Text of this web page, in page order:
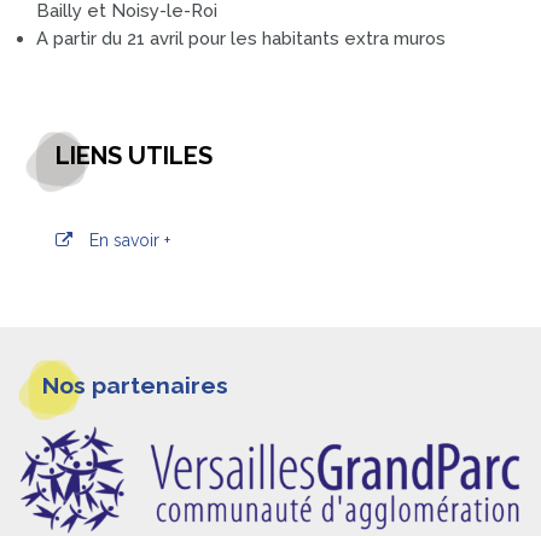
Bailly et Noisy-le-Roi
A partir du 21 avril pour les habitants extra muros
LIENS UTILES
En savoir +
pieds
de
page
Nos partenaires